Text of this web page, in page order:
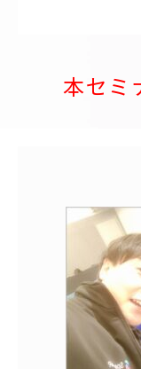
本セミ